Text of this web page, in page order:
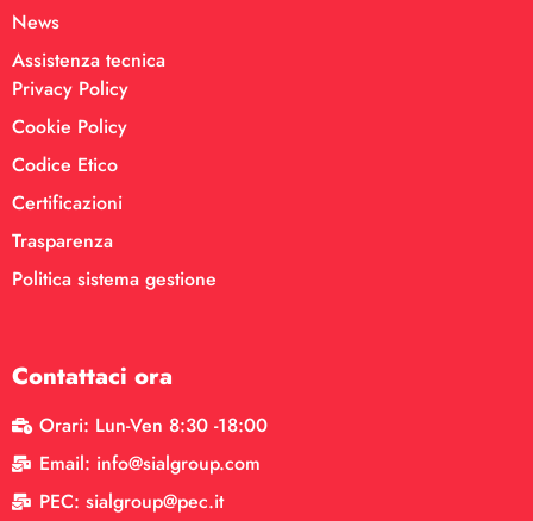
News
Assistenza tecnica
Privacy Policy
Cookie Policy
Codice Etico
Certificazioni
Trasparenza
Politica sistema gestione
Contattaci ora
Orari: Lun-Ven 8:30 -18:00
Email: info@sialgroup.com
PEC: sialgroup@pec.it